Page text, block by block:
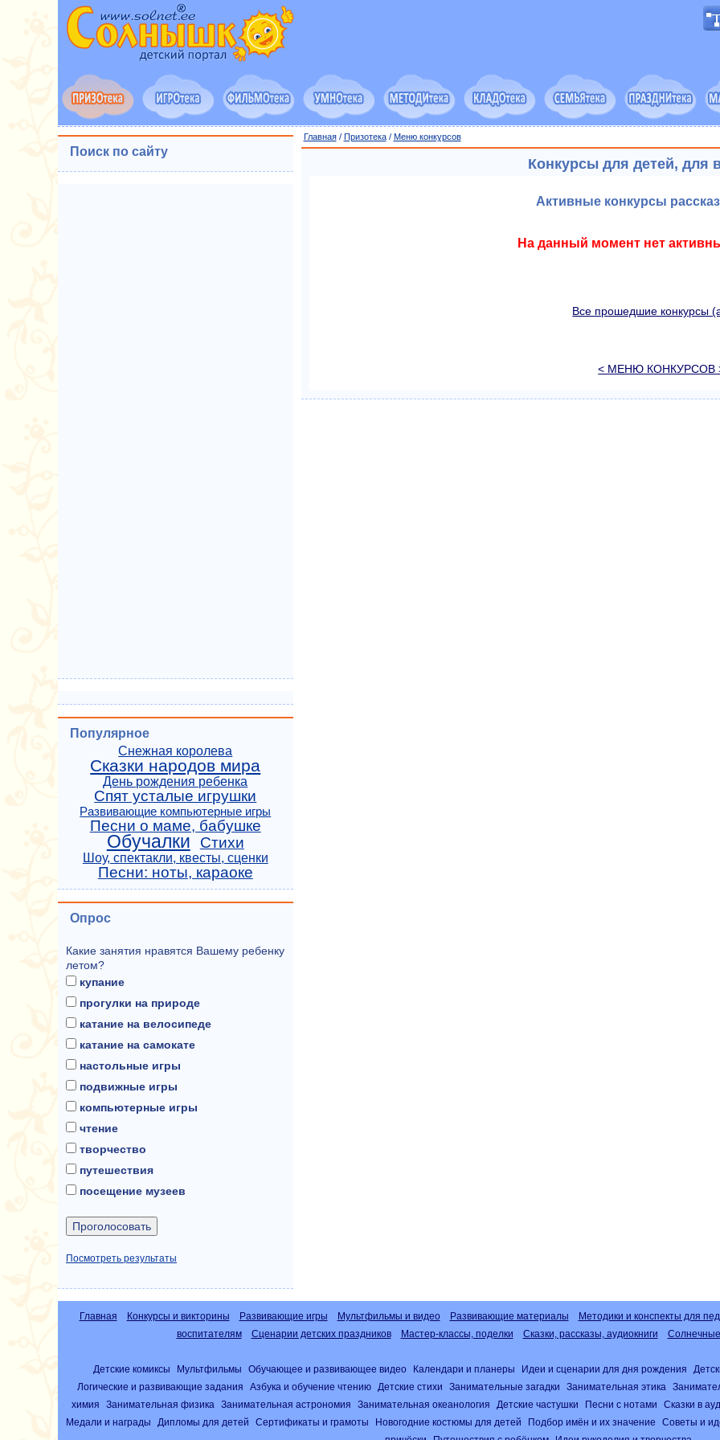
Главная/ Призотека/ Меню конкурсов
Конкурсы для детей, для
Активные конкурсы
На данный момент нет
Все прошедшие конкурсы
< МЕНЮ КОНКУРСОВ
Поиск по сайту
Популярное
Снежная королева
Сказки народов мира
День рождения ребенка
Спят усталые игрушки
Развивающие компьютерные игры
Песни о маме, бабушке
Обучалки Стихи
Шоу, спектакли, квесты, сценки
Песни: ноты, караоке
Опрос
Какие занятия нравятся Вашему ребенку
летом?
купание
прогулки на природе
катание на велосипеде
катание на самокате
настольные игры
подвижные игры
компьютерные игры
чтение
творчество
путешествия
посещение музеев
Посмотреть результаты
Главная Конкурсы и викторины Развивающие игры Мультфильмы и видео Развивающие материалы
Методики и конспекты для
воспитателям
Сценарии детских праздников Мастер-классы, поделки Сказки, рассказы, аудиокниги
Детские комиксы Мультфильмы Обучающее и развивающее видео Календари и планеры Идеи и сценарии для дня рождения
Логические и развивающие задания
Азбука и обучение чтению Детские стихи Занимательные загадки Занимательная этика
химия
Занимательная физика Занимательная астрономия Занимательная океанология Детские частушки Песни с нотами
Сказки в
Медали и награды
Дипломы для детей Сертификаты и грамоты Новогодние костюмы для детей Подбор имён и их значение
Советы и